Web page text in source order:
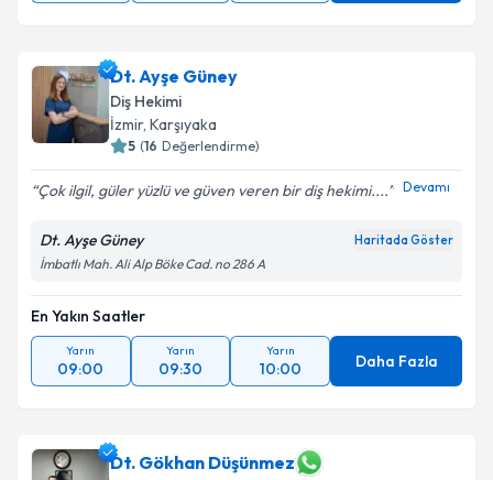
Dt. Ayşe Güney
Diş Hekimi
İzmir, Karşıyaka
5 (16 Değerlendirme)
Çok ilgil, güler yüzlü ve güven veren bir diş hekimi.... Devamı
Dt. Ayşe Güney Haritada Göster
İmbatlı Mah. Ali Alp Böke Cad. no 286 A
En Yakın Saatler
Yarın
09:00
Yarın
09:30
Yarın
10:00 Daha Fazla
Dt. Gökhan Düşünmez